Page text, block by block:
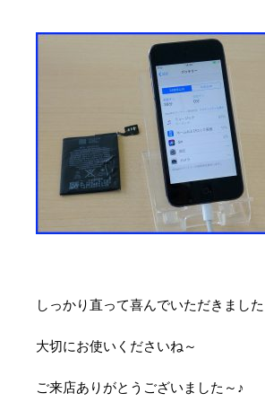
しっかり直って喜んでいただきまし
大切にお使いくださいね～
ご来店ありがとうございました～♪